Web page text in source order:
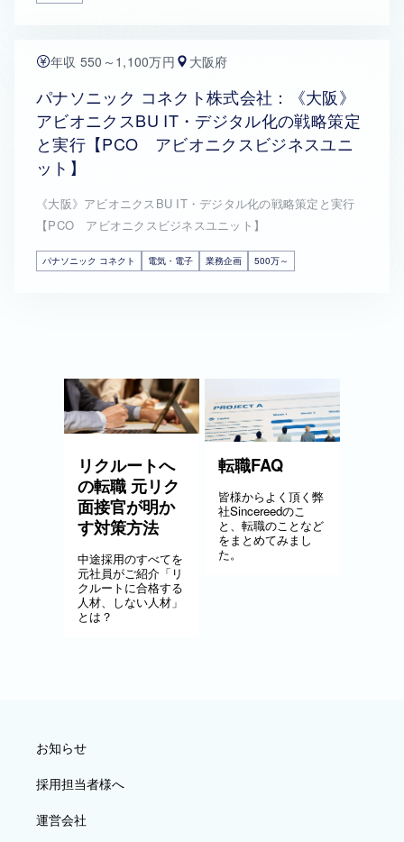
年収 550～1,100万円 大阪府
パナソニック コネクト株式会社：《大阪》
アビオニクスBU IT・デジタル化の戦略策定
と実行【PCO アビオニクスビジネスユニ
ット】
《大阪》アビオニクスBU IT・デジタル化の戦略策定と実行
【PCO アビオニクスビジネスユニット】
パナソニック コネクト 電気・電子 業務企画 500万～
リクルートへ
の転職 元リク
面接官が明か
す対策方法
中途採用のすべてを
元社員がご紹介「リ
クルートに合格する
人材、しない人材」
とは？
転職FAQ
皆様からよく頂く弊
社Sincereedのこ
と、転職のことなど
をまとめてみまし
た。
お知らせ
採用担当者様へ
運営会社